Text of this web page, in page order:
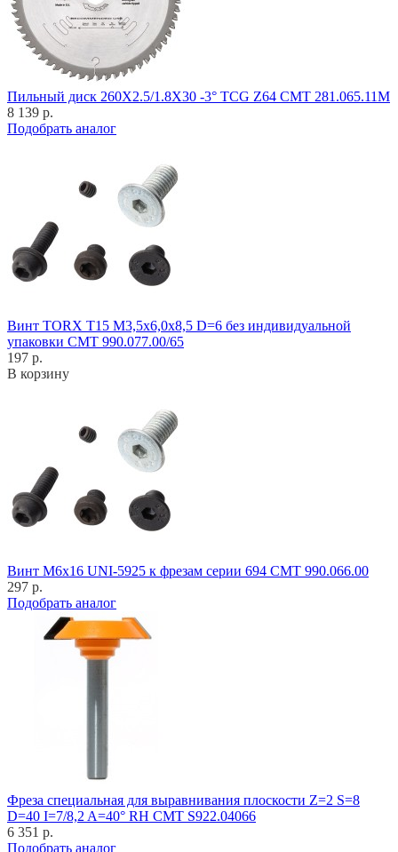
Пильный диск 260X2.5/1.8X30 -3° TCG Z64 CMT 281.065.11M
8 139 р.
Подобрать аналог
Винт TORX T15 M3,5x6,0x8,5 D=6 без индивидуальной
упаковки CMT 990.077.00/65
197 р.
В корзину
Винт M6x16 UNI-5925 к фрезам серии 694 CMT 990.066.00
297 р.
Подобрать аналог
Фреза специальная для выравнивания плоскости Z=2 S=8
D=40 I=7/8,2 A=40° RH CMT S922.04066
6 351 р.
Подобрать аналог